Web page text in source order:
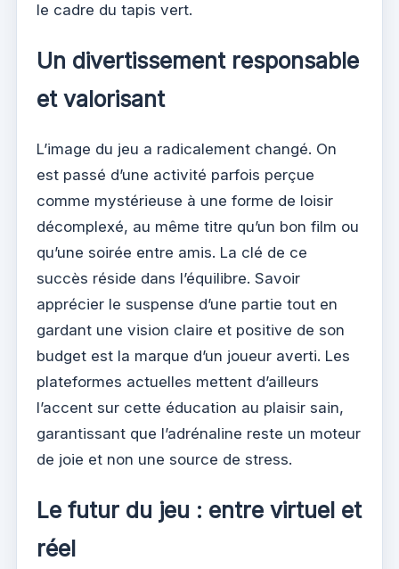
le cadre du tapis vert.
Un divertissement responsable
et valorisant
L’image du jeu a radicalement changé. On
est passé d’une activité parfois perçue
comme mystérieuse à une forme de loisir
décomplexé, au même titre qu’un bon film ou
qu’une soirée entre amis. La clé de ce
succès réside dans l’équilibre. Savoir
apprécier le suspense d’une partie tout en
gardant une vision claire et positive de son
budget est la marque d’un joueur averti. Les
plateformes actuelles mettent d’ailleurs
l’accent sur cette éducation au plaisir sain,
garantissant que l’adrénaline reste un moteur
de joie et non une source de stress.
Le futur du jeu : entre virtuel et
réel